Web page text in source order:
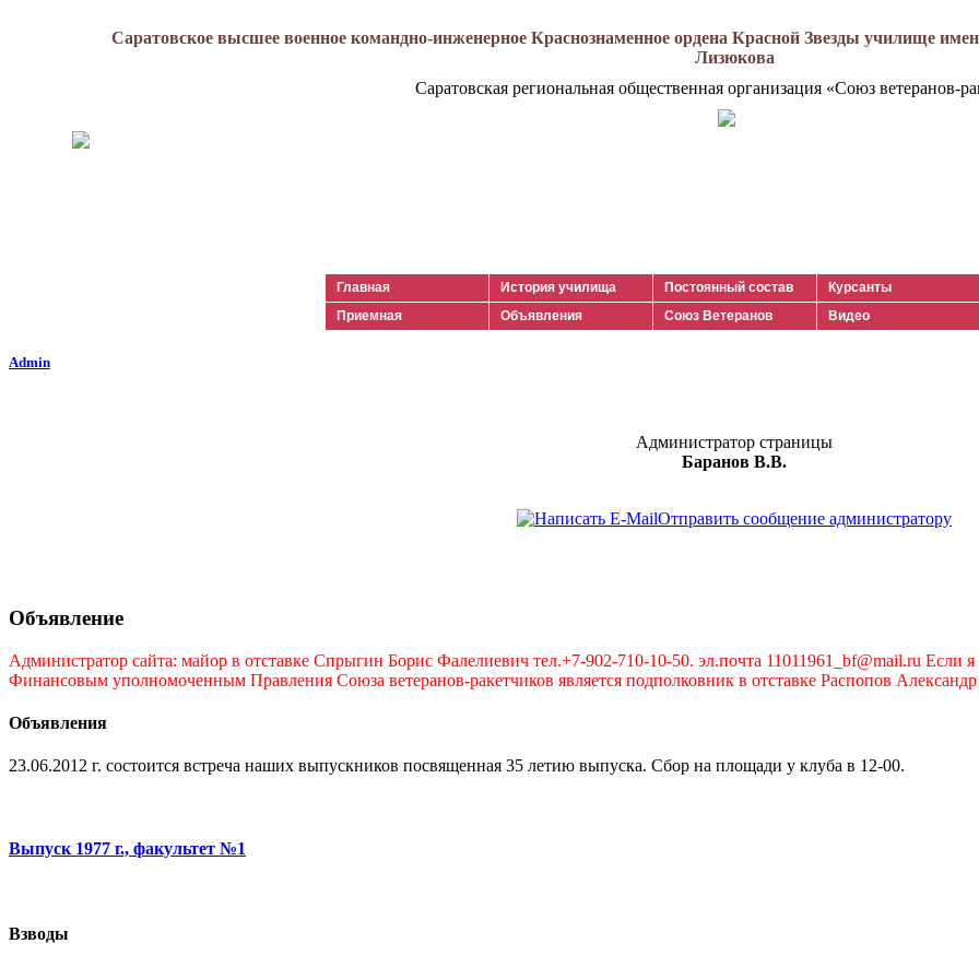
Саратовское высшее военное командно-инженерное Краснознаменное ордена Красной Звезды училище
Лизюкова
Саратовская региональная общественная организация «Союз ветеранов-
Главная История училища Постоянный состав
Курсанты
Приемная
Объявления Союз Ветеранов Видео
Admin
Администратор страницы
Баранов В.В.
Отправить сообщение администратору
Объявление
Администратор сайта: майор в отставке Спрыгин Борис Фалелиевич тел.+7-902-710-10-50. эл.почта 11011961_bf@mail.ru Если
Финансовым уполномоченным Правления Союза ветеранов-ракетчиков является подполковник в отставке Распопов
Объявления
23.06.2012 г. состоится встреча наших выпускников посвященная 35 летию выпуска. Сбор на площади у клуба в 12-00.
Выпуск 1977 г., факультет №1
Взводы